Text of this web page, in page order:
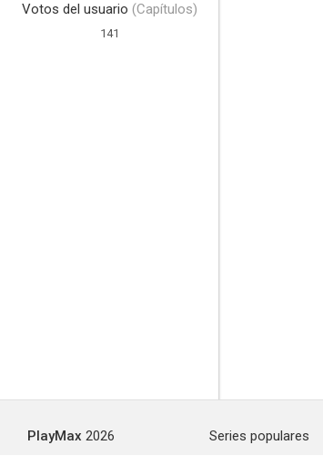
Votos del usuario (Capítulos)
141
PlayMax 2026
Series populares